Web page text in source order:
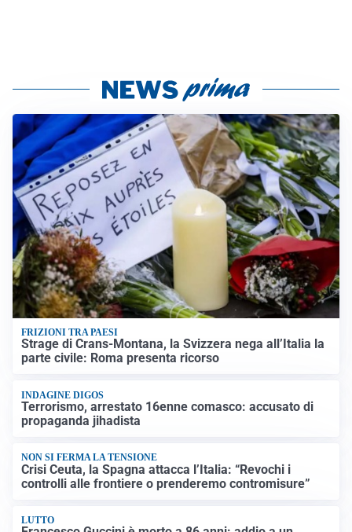
FRIZIONI TRA PAESI
Strage di Crans-Montana, la Svizzera nega all’Italia la
parte civile: Roma presenta ricorso
INDAGINE DIGOS
Terrorismo, arrestato 16enne comasco: accusato di
propaganda jihadista
NON SI FERMA LA TENSIONE
Crisi Ceuta, la Spagna attacca l’Italia: “Revochi i
controlli alle frontiere o prenderemo contromisure”
LUTTO